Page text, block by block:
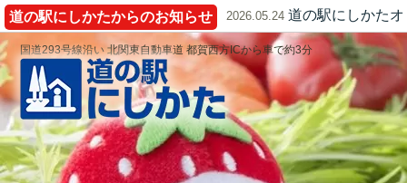
道の駅にしかたからのお知らせ 2026.05.24 道の駅にしかた
国道293号線沿い 北関東自動車道 都賀西方ICから車で約3分